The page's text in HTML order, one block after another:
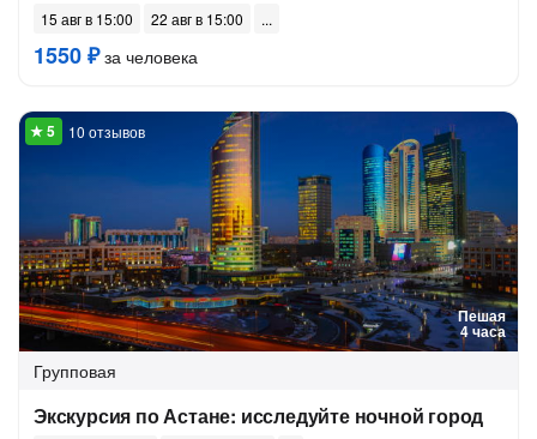
15 авг в 15:00 22 авг в 15:00
1550 ₽за человека
Пешая
4 часа
10 отзывов
Групповая
Экскурсия по Астане: исследуйте ночной город